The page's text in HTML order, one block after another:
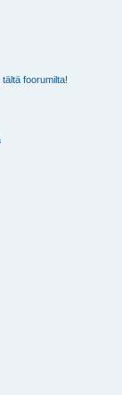
foorumilta!